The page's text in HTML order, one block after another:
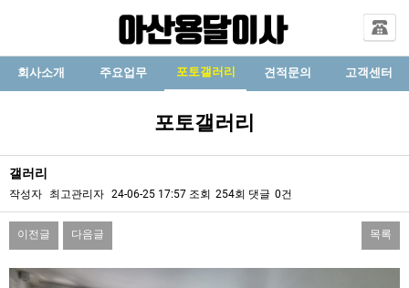
회사소개 주요업무 포토갤러리 견적문의 고객센터
포토갤러리
갤러리
작성자 최고관리자 24-06-25 17:57 조회 254회 댓글 0건
이전글 다음글 목록
본문